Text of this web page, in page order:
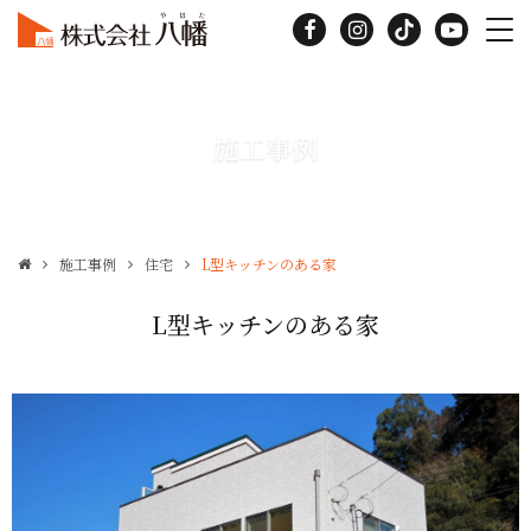
施工事例
施工事例 住宅 L型キッチンのある家
L型キッチンのある家